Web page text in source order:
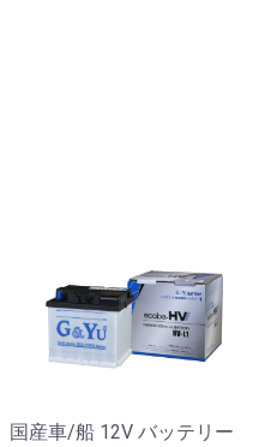
国産車/船 12V バッテリー